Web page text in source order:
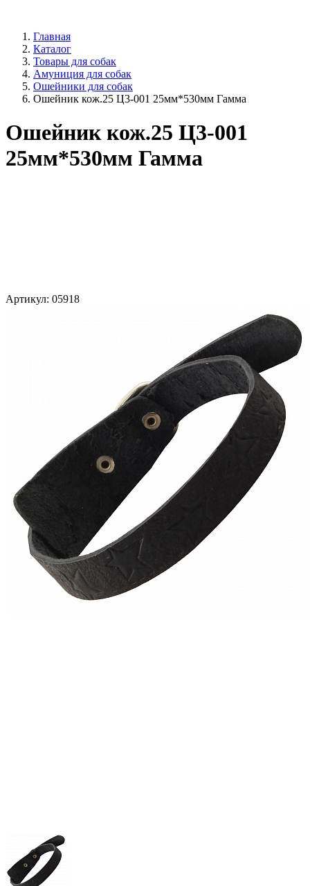
Главная
Каталог
Товары для собак
Амуниция для собак
Ошейники для собак
Ошейник кож.25 Ц3-001 25мм*530мм Гамма
Ошейник кож.25 Ц3-001
25мм*530мм Гамма
Артикул: 05918